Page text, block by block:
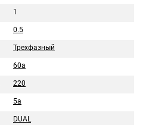
1
0.5
Трехфазный
60а
220
5a
DUAL